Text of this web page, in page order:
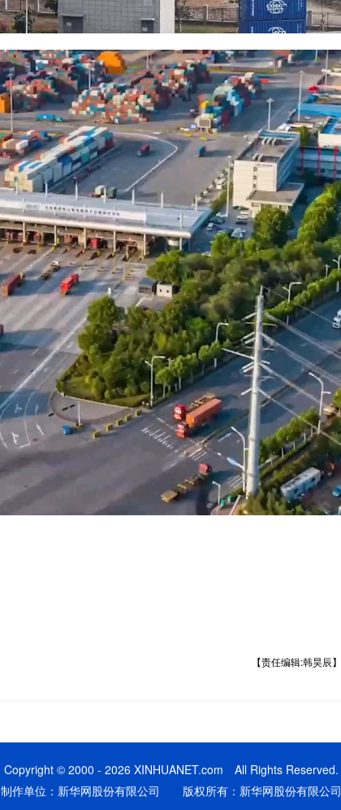
【责任编辑:韩昊辰】
Copyright © 2000 - 2026 XINHUANET.com All Rights Reserved.
制作单位：新华网股份有限公司 版权所有：新华网股份有限公司